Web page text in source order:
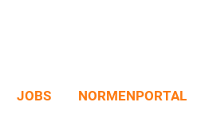
JOBS
NORMENPORTAL